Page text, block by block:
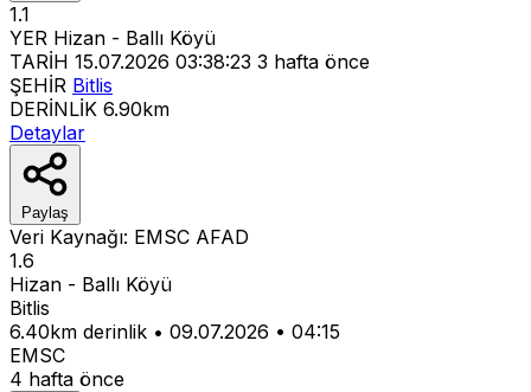
1.1
YER Hizan - Ballı Köyü
TARİH 15.07.2026 03:38:23 3 hafta önce
ŞEHİR Bitlis
DERİNLİK 6.90km
Detaylar
Paylaş
Veri Kaynağı: EMSC AFAD
1.6
Hizan - Ballı Köyü
Bitlis
6.40km derinlik • 09.07.2026 • 04:15
EMSC
4 hafta önce